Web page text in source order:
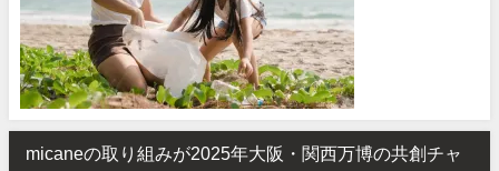
micaneの取り組みが2025年大阪・関西万博の共創チャ